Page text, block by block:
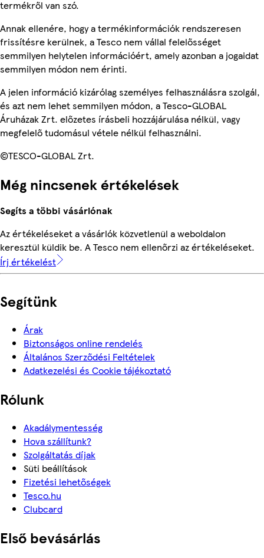
termékről van szó.
Annak ellenére, hogy a termékinformációk rendszeresen
frissítésre kerülnek, a Tesco nem vállal felelősséget
semmilyen helytelen információért, amely azonban a jogaidat
semmilyen módon nem érinti.
A jelen információ kizárólag személyes felhasználásra szolgál,
és azt nem lehet semmilyen módon, a Tesco-GLOBAL
Áruházak Zrt. előzetes írásbeli hozzájárulása nélkül, vagy
megfelelő tudomásul vétele nélkül felhasználni.
©TESCO-GLOBAL Zrt.
Még nincsenek értékelések
Segíts a többi vásárlónak
Az értékeléseket a vásárlók közvetlenül a weboldalon
keresztül küldik be. A Tesco nem ellenőrzi az értékeléseket.
Írj értékelést
Segítünk
Árak
Biztonságos online rendelés
Általános Szerződési Feltételek
Adatkezelési és Cookie tájékoztató
Rólunk
Akadálymentesség
Hova szállítunk?
Szolgáltatás díjak
Süti beállítások
Fizetési lehetőségek
Tesco.hu
Clubcard
Első bevásárlás